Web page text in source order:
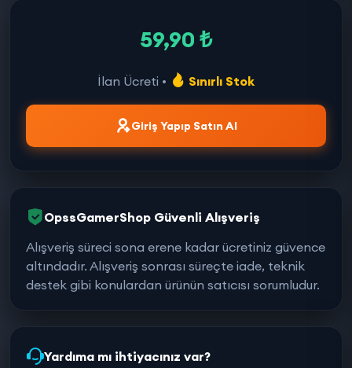
59,90 ₺
İlan Ücreti • Sınırlı Stok
Giriş Yapıp Satın Al
OpssGamerShop Güvenli Alışveriş
Alışveriş süreci sona erene kadar ücretiniz güvence
altındadır. Alışveriş sonrası süreçte iade, teknik
destek gibi konulardan ürünün satıcısı sorumludur.
Yardıma mı ihtiyacınız var?